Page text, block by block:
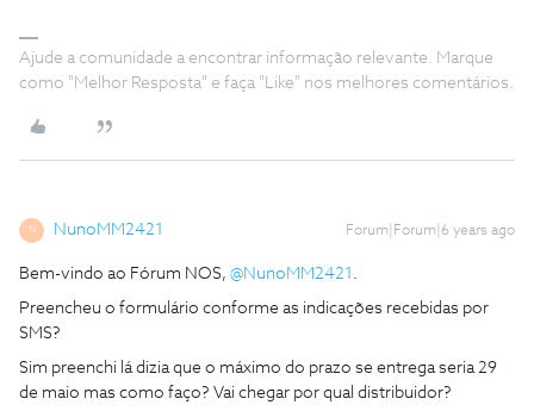
Ajude a comunidade a encontrar informação relevante. Marque
como "Melhor Resposta" e faça "Like" nos melhores comentários.
N NunoMM2421 Forum|Forum|6 years ago
Bem-vindo ao Fórum NOS, @NunoMM2421
Preencheu o formulário conforme as indicações recebidas por
SMS?
Sim preenchi lá dizia que o máximo do prazo se entrega seria 29
de maio mas como faço? Vai chegar por qual distribuidor?